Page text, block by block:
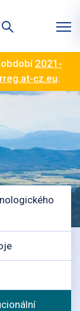
období2021-
cz.eu.